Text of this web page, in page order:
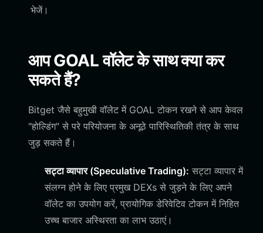
भेजें।
आप GOAL वॉलेट के साथ क्या कर
सकते हैं?
Bitget जैसे बहुमुखी वॉलेट में GOAL टोकन रखने से आप केवल
"होल्डिंग" से परे परियोजना के अनूठे पारिस्थितिकी तंत्र के साथ
जुड़ सकते हैं।
सट्टा व्यापार (Speculative Trading): सट्टा व्यापार में
संलग्न होने के लिए प्रमुख DEXs से जुड़ने के लिए अपने
वॉलेट का उपयोग करें, प्रायोगिक डेरिवेटिव टोकन में निहित
उच्च बाजार अस्थिरता का लाभ उठाएं।